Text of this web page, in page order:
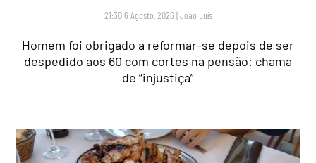
21:30 6 Agosto, 2026 |João Luís
Homem foi obrigado a reformar-se depois de ser
despedido aos 60 com cortes na pensão: chama
de “injustiça”